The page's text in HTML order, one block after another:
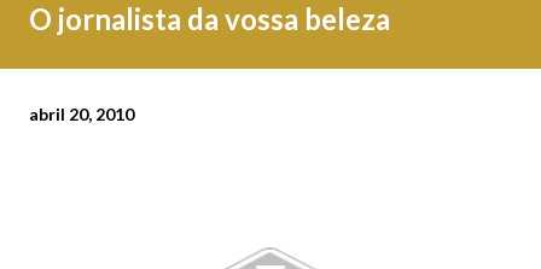
O jornalista da vossa beleza
abril 20, 2010